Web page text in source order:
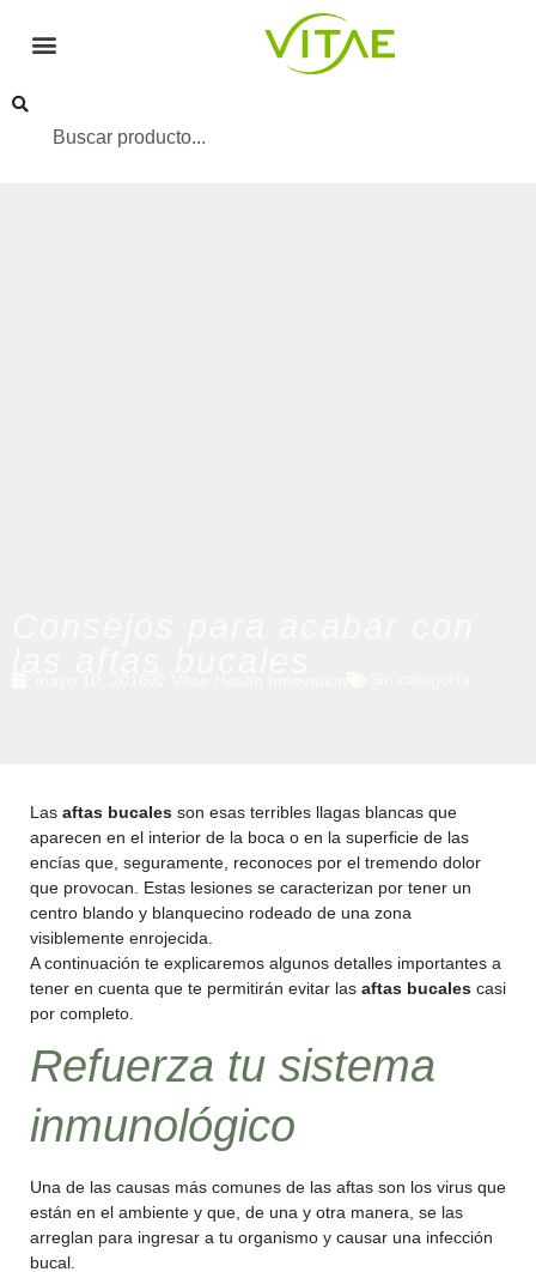
Las aftas bucales son esas terribles llagas blancas que
aparecen en el interior de la boca o en la superficie de las
encías que, seguramente, reconoces por el tremendo dolor
que provocan. Estas lesiones se caracterizan por tener un
centro blando y blanquecino rodeado de una zona
visiblemente enrojecida.
A continuación te explicaremos algunos detalles importantes a
tener en cuenta que te permitirán evitar las aftas bucales casi
por completo.
Refuerza tu sistema
inmunológico
Una de las causas más comunes de las aftas son los virus que
están en el ambiente y que, de una y otra manera, se las
arreglan para ingresar a tu organismo y causar una infección
bucal.